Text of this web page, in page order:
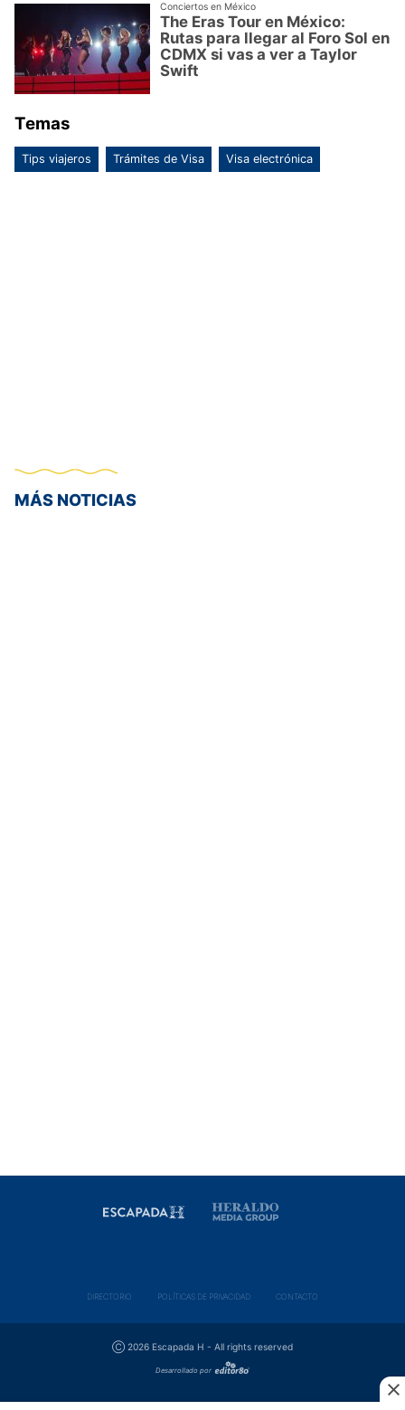
Conciertos en México
The Eras Tour en México:
Rutas para llegar al Foro Sol en
CDMX si vas a ver a Taylor
Swift
Temas
Tips viajeros Trámites de Visa Visa electrónica
MÁS NOTICIAS
DIRECTORIO POLÍ­TICAS DE PRIVACIDAD CONTACTO
Ⓒ 2026 Escapada H - All rights reserved
Desarrollado por